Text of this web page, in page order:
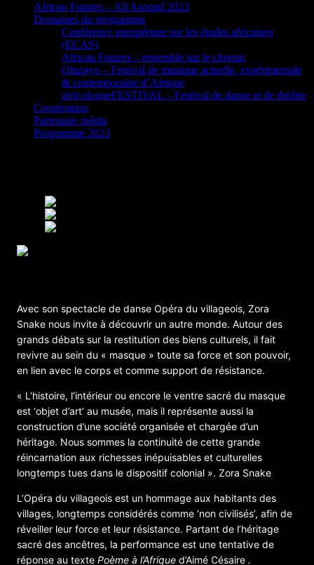
African Futures – All Around 2023
Domaines du programme
Conférence européenne sur les études africaines
(ECAS)
African Futures – ensemble sur le chemin
Oluzayo – Festival de musique actuelle, expérimentale
& contemporaine d’Afrique
africologneFESTIVAL – Festival de danse et de théâtre
Coopération
Partenaire média
Programme 2023
Avec son spectacle de danse Opéra du villageois, Zora
Snake nous invite à découvrir un autre monde. Autour des
grands débats sur la restitution des biens culturels, il fait
revivre au sein du « masque » toute sa force et son pouvoir,
en lien avec le corps et comme support de résistance.
« L’histoire, l’intérieur ou encore le ventre sacré du masque
est ‘objet d’art’ au musée, mais il représente aussi la
construction d’une société organisée et chargée d’un
héritage. Nous sommes la continuité de cette grande
réincarnation aux richesses inépuisables et culturelles
longtemps tues dans le dispositif colonial ». Zora Snake
L’Opéra du villageois est un hommage aux habitants des
villages, longtemps considérés comme ‘non civilisés’, afin de
réveiller leur force et leur résistance. Partant de l’héritage
sacré des ancêtres, la performance est une tentative de
réponse au texte Poème à l’Afrique d’Aimé Césaire .